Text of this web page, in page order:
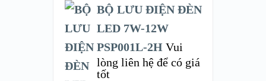
BỘ LƯU ĐIỆN ĐÈN
LED 7W-12W
PSP001L-2H Vui
lòng liên hệ để có giá
tốt